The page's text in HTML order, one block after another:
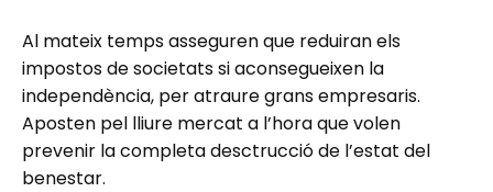
Al mateix temps asseguren que reduiran els
impostos de societats si aconsegueixen la
independència, per atraure grans empresaris.
Aposten pel lliure mercat a l’hora que volen
prevenir la completa desctrucció de l’estat del
benestar.